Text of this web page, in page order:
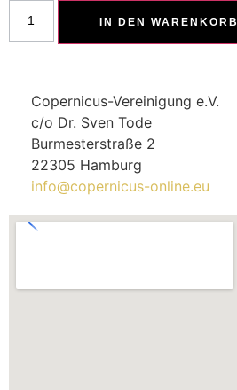
IN DEN WARENKORB
Copernicus-Vereinigung e.V.
c/o Dr. Sven Tode
Burmesterstraße 2
22305 Hamburg
info@copernicus-online.eu